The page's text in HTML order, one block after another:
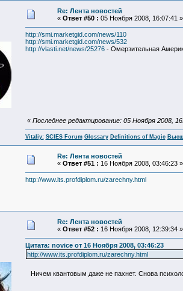
Re: Лента новостей
« Ответ #50 : 05 Ноября 2008, 16:07:41 »
http://smi.marketgid.com/news/110
http://smi.marketgid.com/news/532
http://vlasti.net/news/25276- Омерзительная
« Последнее редактирование: 05 Ноября 2008,
Vitaliy: SCIES Forum Glossary Definitions of Magic
Re: Лента новостей
« Ответ #51 : 16 Ноября 2008, 03:46:23 »
http://www.its.profdiplom.ru/zarechny.html
Re: Лента новостей
« Ответ #52 : 16 Ноября 2008, 12:39:34 »
Цитата: novice от 16 Ноября 2008, 03:46:23
http://www.its.profdiplom.ru/zarechny.html
Ничем квантовым даже не пахнет. Снова